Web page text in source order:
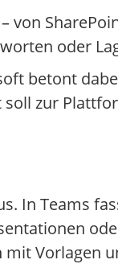
oder
betont
zur
In Teams
Vorlagen